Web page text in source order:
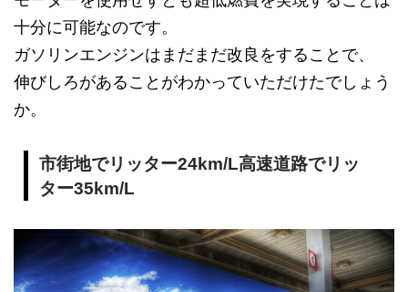
十分に可能なのです。
ガソリンエンジンはまだまだ改良をすることで、
伸びしろがあることがわかっていただけたでしょう
か。
市街地でリッター24km/L高速道路でリッ
ター35km/L